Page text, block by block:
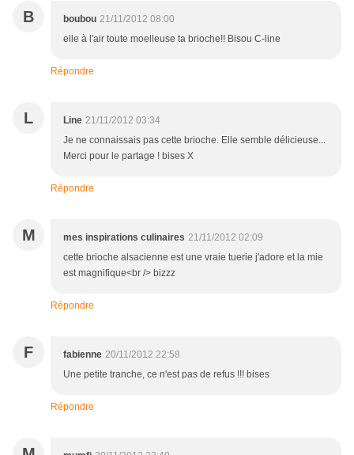
B boubou 21/11/2012 08:00
elle à l'air toute moelleuse ta brioche!! Bisou C-line
Répondre
L Line 21/11/2012 03:34
Je ne connaissais pas cette brioche. Elle semble délicieuse...
Merci pour le partage ! bises X
Répondre
M mes inspirations culinaires 21/11/2012 02:09
cette brioche alsacienne est une vraie tuerie j'adore et la mie
est magnifique<br /> bizzz
Répondre
F fabienne 20/11/2012 22:58
Une petite tranche, ce n'est pas de refus !!! bises
Répondre